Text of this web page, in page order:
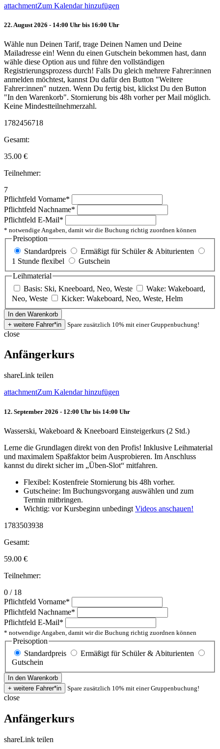
attachmentZum Kalendar hinzufügen
22. August 2026 - 14:00 Uhr bis 16:00 Uhr
Wähle nun Deinen Tarif, trage Deinen Namen und Deine
Mailadresse ein! Wenn du einen Gutschein bekommen hast, dann
wähle diese Option aus und führe den vollständigen
Registrierungsprozess durch! Falls Du gleich mehrere Fahrer:innen
anmelden möchtest, kannst Du dafür den Button "Weitere
Fahrer:innen" nutzen. Wenn Du fertig bist, klickst Du den Button
"In den Warenkorb". Stornierung bis 48h vorher per Mail möglich.
Keine Mindestteilnehmerzahl.
1782456718
Gesamt:
35.00 €
Teilnehmer:
7
Pflichtfeld Vorname*
Pflichtfeld Nachname*
Pflichtfeld E-Mail*
* notwendige Angaben, damit wir die Buchung richtig zuordnen können
Preisoption
Standardpreis
Ermäßigt für Schüler & Abiturienten
1 Stunde flexibel
Gutschein
Leihmaterial
Basis: Ski, Kneeboard, Neo, Weste
Wake: Wakeboard,
Neo, Weste
Kicker: Wakeboard, Neo, Weste, Helm
Spare zusätzlich 10% mit einer Gruppenbuchung!
close
Anfängerkurs
shareLink teilen
attachmentZum Kalendar hinzufügen
12. September 2026 - 12:00 Uhr bis 14:00 Uhr
Wasserski, Wakeboard & Kneeboard Einsteigerkurs (2 Std.)
Lerne die Grundlagen direkt von den Profis! Inklusive Leihmaterial
und maximalem Spaßfaktor beim Ausprobieren. Im Anschluss
kannst du direkt sicher im „Üben-Slot“ mitfahren.
Flexibel: Kostenfreie Stornierung bis 48h vorher.
Gutscheine: Im Buchungsvorgang auswählen und zum
Termin mitbringen.
Wichtig: vor Kursbeginn unbedingt Videos anschauen!
1783503938
Gesamt:
59.00 €
Teilnehmer:
0 / 18
Pflichtfeld Vorname*
Pflichtfeld Nachname*
Pflichtfeld E-Mail*
* notwendige Angaben, damit wir die Buchung richtig zuordnen können
Preisoption
Standardpreis
Ermäßigt für Schüler & Abiturienten
Gutschein
Spare zusätzlich 10% mit einer Gruppenbuchung!
close
Anfängerkurs
shareLink teilen